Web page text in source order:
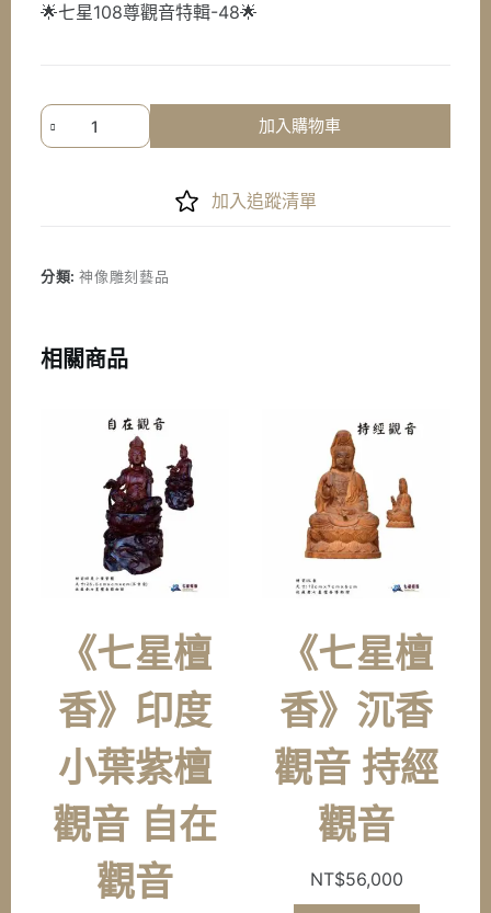
🌟七星108尊觀音特輯-48🌟
《七
星
觀
量
加入購物車
加入追蹤清單
分類:神像雕刻藝品
相關商品
《七星檀
香》印度
小葉紫檀
觀音 自在
觀音
《七星檀
香》沉香
觀音 持經
觀音
NT$56,000